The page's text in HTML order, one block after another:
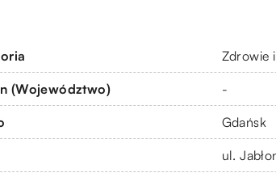
Zdrowie
(Województwo) -
Gdańsk
ul.